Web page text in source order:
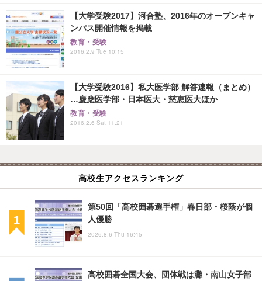
【大学受験2017】河合塾、2016年のオープンキャ
ンパス開催情報を掲載
教育・受験
2016.2.9 Tue 10:15
【大学受験2016】私大医学部 解答速報（まとめ）
…慶應医学部・日本医大・慈恵医大ほか
教育・受験
2016.2.6 Sat 11:21
高校生アクセスランキング
第50回「高校囲碁選手権」春日部・桜蔭が個
人優勝
2026.8.6 Thu 16:45
高校囲碁全国大会、団体戦は灘・南山女子部